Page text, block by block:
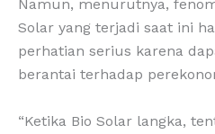
Namun, menurutnya,
Solar yang terjadi saat ini
perhatian serius karena
berantai terhadap
“Ketika Bio Solar langka,